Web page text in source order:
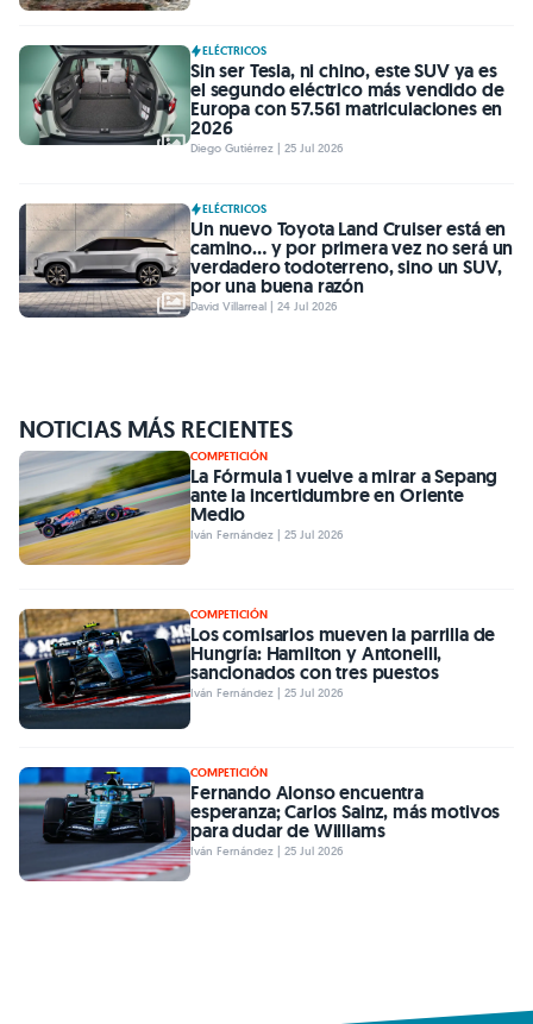
ELÉCTRICOS
Sin ser Tesla, ni chino, este SUV ya es
el segundo eléctrico más vendido de
Europa con 57.561 matriculaciones en
2026
Diego Gutiérrez | 25 Jul 2026
ELÉCTRICOS
Un nuevo Toyota Land Cruiser está en
camino… y por primera vez no será un
verdadero todoterreno, sino un SUV,
por una buena razón
David Villarreal | 24 Jul 2026
NOTICIAS MÁS RECIENTES
COMPETICIÓN
La Fórmula 1 vuelve a mirar a Sepang
ante la incertidumbre en Oriente
Medio
Iván Fernández | 25 Jul 2026
COMPETICIÓN
Los comisarios mueven la parrilla de
Hungría: Hamilton y Antonelli,
sancionados con tres puestos
Iván Fernández | 25 Jul 2026
COMPETICIÓN
Fernando Alonso encuentra
esperanza; Carlos Sainz, más motivos
para dudar de Williams
Iván Fernández | 25 Jul 2026